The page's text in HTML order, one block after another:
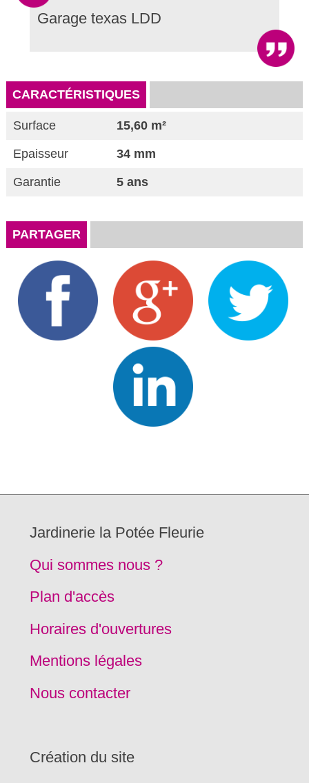
Garage texas LDD
CARACTÉRISTIQUES
Surface 15,60 m²
Epaisseur 34 mm
Garantie 5 ans
PARTAGER
Jardinerie la Potée Fleurie
Qui sommes nous ?
Plan d'accès
Horaires d'ouvertures
Mentions légales
Nous contacter
Création du site